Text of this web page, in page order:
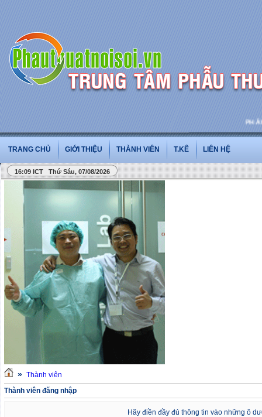
PHẪU
TRANG CHỦ GIỚI THIỆU THÀNH VIÊN T.KÊ LIÊN HỆ
16:09 ICT Thứ Sáu, 07/08/2026
» Thành viên
Thành viên đăng nhập
Hãy điền đầy đủ thông tin vào những ô